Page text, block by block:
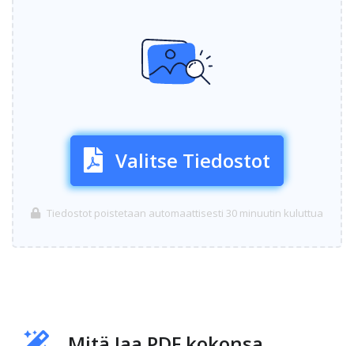
Valitse Tiedostot
Tiedostot poistetaan automaattisesti 30 minuutin kuluttua